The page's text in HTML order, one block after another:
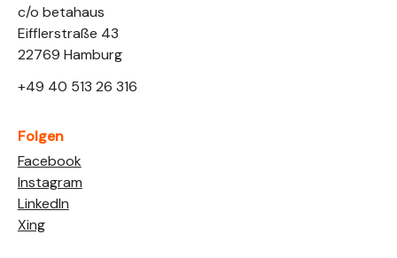
c/o betahausLink opens in a new tab
Eifflerstraße 43
22769 Hamburg
+49 40 513 26 316
Folgen
Link opens in a new tab
Facebook
Link opens in a new tab
Instagram
Link opens in a new tab
LinkedIn
Link opens in a new tab
Xing